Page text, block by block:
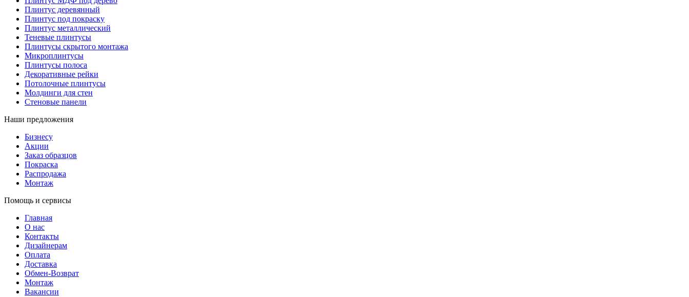
Плинтус деревянный
Плинтус под покраску
Плинтус металлический
Теневые плинтусы
Плинтусы скрытого монтажа
Микроплинтусы
Плинтусы полоса
Декоративные рейки
Потолочные плинтусы
Молдинги для стен
Стеновые панели
Наши предложения
Бизнесу
Акции
Заказ образцов
Покраска
Распродажа
Монтаж
Помощь и сервисы
Главная
О нас
Контакты
Дизайнерам
Оплата
Доставка
Обмен-Возврат
Монтаж
Вакансии